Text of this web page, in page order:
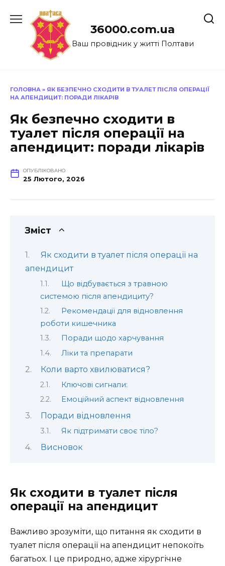
до
36000.com.ua
Ваш провідник у житті Полтави
ГОЛОВНА » ЯК БЕЗПЕЧНО СХОДИТИ В ТУАЛЕТ ПІСЛЯ ОПЕРАЦІЇ
НА АПЕНДИЦИТ: ПОРАДИ ЛІКАРІВ
Як безпечно сходити в
туалет після операції на
апендицит: поради лікарів
ОПУБЛІКОВАНО
25 Лютого, 2026
Зміст
Як сходити в туалет після операції на
апендицит
Що відбувається з травною
системою після апендициту?
Рекомендації для відновлення
роботи кишечника
Поради щодо харчування
Ліки та препарати
Коли варто хвилюватися?
Ключові сигнали:
Емоційний аспект відновлення
Поради відновлення
Як підтримати своє тіло?
Висновок
Як сходити в туалет після
операції на апендицит
Важливо зрозуміти, що питання як сходити в
туалет після операції на апендицит непокоїть
багатьох. І це природно, адже хірургічне